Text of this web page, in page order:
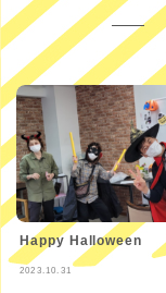
Happy Halloween
2023.10.31